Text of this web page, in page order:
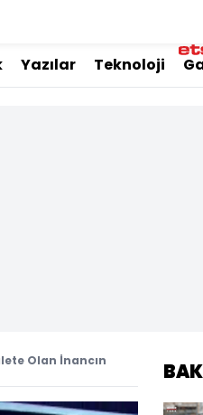
Yazılar Teknoloji
Olan İnancın